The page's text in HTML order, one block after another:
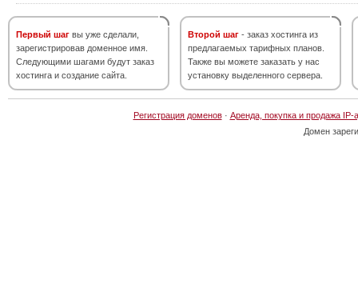
Первый шаг вы уже сделали,
зарегистрировав доменное имя.
Следующими шагами будут заказ
хостинга и создание сайта.
Второй шаг - заказ хостинга из
предлагаемых тарифных планов.
Также вы можете заказать у нас
установку выделенного сервера.
Регистрация доменов· Аренда, покупка и продажа IP-
Домен